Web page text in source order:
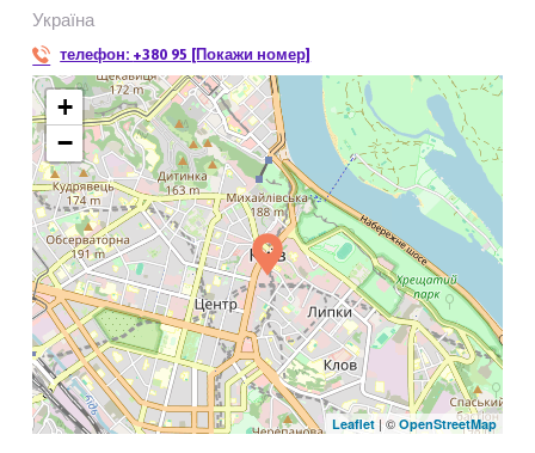
Україна
телефон: +380 95 [Покажи номер]
+
−
Leaflet| © OpenStreetMap